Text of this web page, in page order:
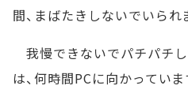
間、まばたきしないでいられ
我慢できないでパチパチ
は、何時間PCに向かってい